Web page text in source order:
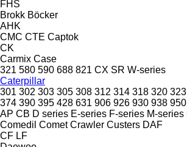
FHS
Brokk Böcker
AHK
CMC CTE Captok
CK
Carmix Case
321 580 590 688 821 CX SR W-series
Caterpillar
301 302 303 305 308 312 314 318 320 323
374 390 395 428 631 906 926 930 938 950
AP CB D series E-series F-series M-series
Comedil Comet Crawler Custers DAF
CF LF